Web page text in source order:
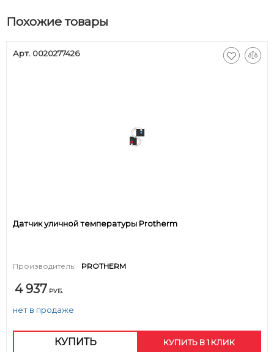
Похожие товары
Арт. 0020277426
Датчик уличной температуры Protherm
Производитель: PROTHERM
4 937 РУБ.
нет в продаже
КУПИТЬ КУПИТЬ В 1 КЛИК